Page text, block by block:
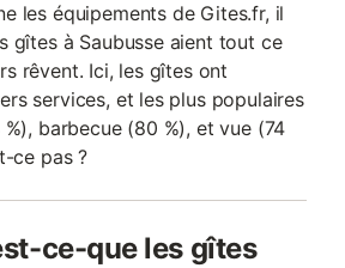
les équipements de Gites.fr, il
gîtes à Saubusse aient tout ce
rêvent. Ici, les gîtes ont
services, et les plus populaires
barbecue (80 %), et vue (74
ce pas ?
ce-que les gîtes